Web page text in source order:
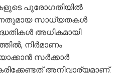
പുരോഗതിയിൽ
സാധ്യതകൾ
അധികമായി
നിർമാണം
സർക്കാർ
അനിവാര്യമാണ്.